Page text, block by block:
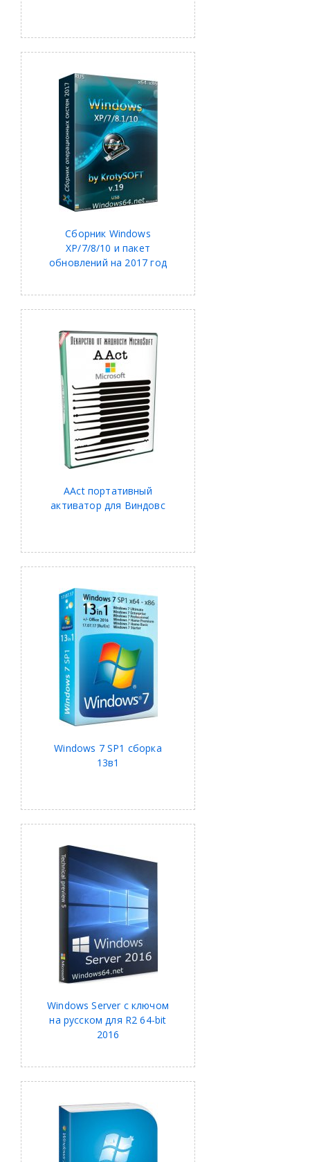
Сборник Windows
XP/7/8/10 и пакет
обновлений на 2017 год
AAct портативный
активатор для Виндовс
Windows 7 SP1 сборка
13в1
Windows Server с ключом
на русском для R2 64-bit
2016